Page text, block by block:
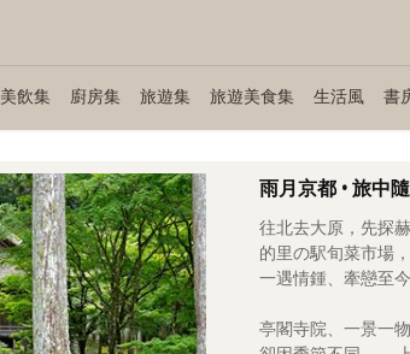
美飲集 廚房集 旅遊集 旅遊美食集 生活風 書
雨月京都 • 旅中
往北去大原，先探
的里の駅旬菜市場
一遇情鍾、牽戀至
亭閣寺院、一景一